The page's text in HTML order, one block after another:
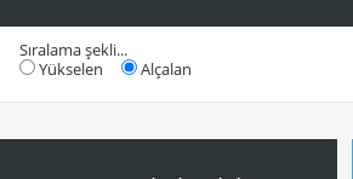
Sıralama şekli...
Yükselen
Alçalan